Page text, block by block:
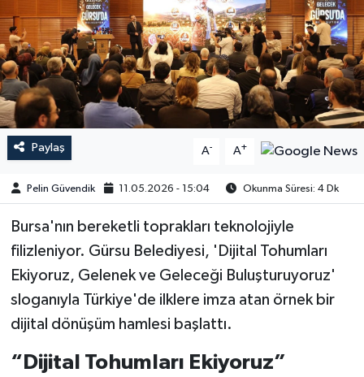
Paylaş A- A+
Pelin Güvendik 11.05.2026 - 15:04 Okunma Süresi: 4 Dk
Bursa'nın bereketli toprakları teknolojiyle
filizleniyor. Gürsu Belediyesi, 'Dijital Tohumları
Ekiyoruz, Gelenek ve Geleceği Buluşturuyoruz'
sloganıyla Türkiye'de ilklere imza atan örnek bir
dijital dönüşüm hamlesi başlattı.
“Dijital Tohumları Ekiyoruz”